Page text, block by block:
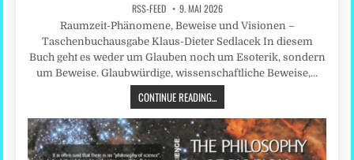
RSS-FEED 9. MAI 2026
Raumzeit-Phänomene, Beweise und Visionen –
Taschenbuchausgabe Klaus-Dieter Sedlacek In diesem
Buch geht es weder um Glauben noch um Esoterik, sondern
um Beweise. Glaubwürdige, wissenschaftliche Beweise,…
CONTINUE READING...